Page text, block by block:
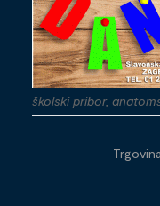
školski pribor,